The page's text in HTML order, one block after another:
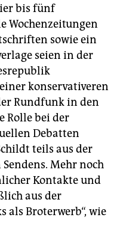
bis fünf
Wochenzeitungen
sowie ein
seien in der
konservativeren
Rundfunk in den
Rolle bei der
Debatten
teils aus der
Mehr noch
Kontakte und
aus der
als Broterwerb“, wie